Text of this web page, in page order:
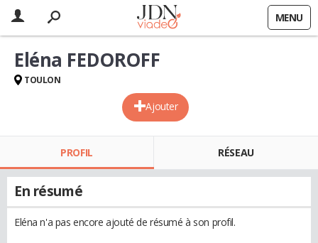
MENU
Ajouter
Eléna FEDOROFF
TOULON
PROFIL RÉSEAU
En résumé
Eléna n'a pas encore ajouté de résumé à son profil.